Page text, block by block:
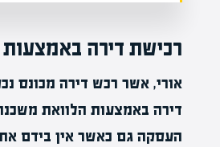
רכישת דירה
אורי, אשר רכש דירה מכונס
דירה באמצעות הלוואת
העסקה גם כאשר אין בידם